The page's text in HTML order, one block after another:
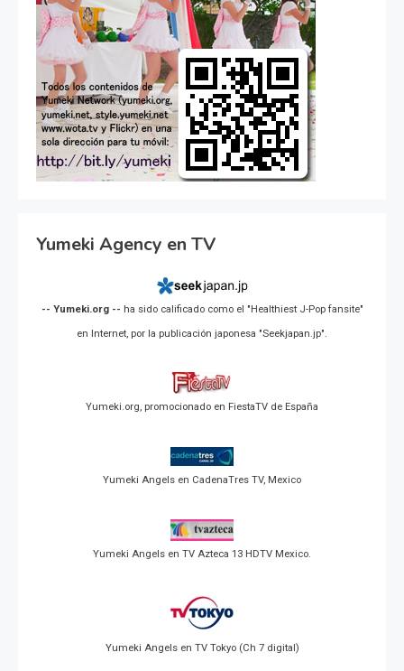
Yumeki Agency en TV
-- Yumeki.org -- ha sido calificado como el "Healthiest J-Pop fansite"
en Internet, por la publicación japonesa "Seekjapan.jp".
Yumeki.org, promocionado en FiestaTV de España
Yumeki Angels en CadenaTres TV, Mexico
Yumeki Angels en TV Azteca 13 HDTV Mexico.
Yumeki Angels en TV Tokyo (Ch 7 digital)